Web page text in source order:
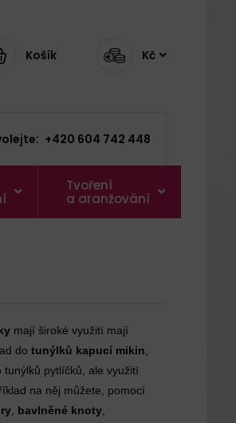
Košík Kč
+420 604 742 448
Tvoření
a aranžování
mají široké využití mají
do tunýlků kapucí mikin
pytlíčků, ale využití
na něj můžete, pomocí
bavlněné knoty